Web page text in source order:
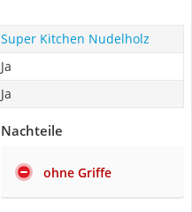
Super Kitchen Nudelholz
Ja
Ja
Nachteile
ohne Griffe